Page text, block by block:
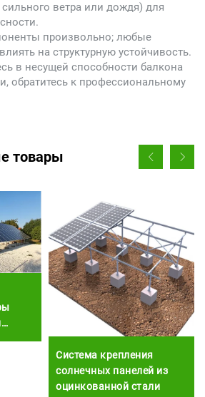
сильного ветра или дождя) для
произвольно; любые
на структурную устойчивость.
в несущей способности балкона
обратитесь к профессиональному
товары
Система крепления
солнечных панелей из
оцинкованной стали